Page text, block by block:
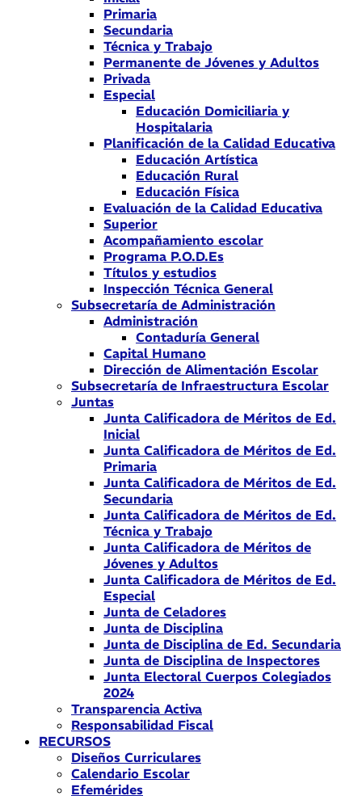
Primaria
Secundaria
Técnica y Trabajo
Permanente de Jóvenes y Adultos
Privada
Especial
Educación Domiciliaria y
Hospitalaria
Planificación de la Calidad Educativa
Educación Artística
Educación Rural
Educación Física
Evaluación de la Calidad Educativa
Superior
Acompañamiento escolar
Programa P.O.D.Es
Títulos y estudios
Inspección Técnica General
Subsecretaría de Administración
Administración
Contaduría General
Capital Humano
Dirección de Alimentación Escolar
Subsecretaría de Infraestructura Escolar
Juntas
Junta Calificadora de Méritos de Ed.
Inicial
Junta Calificadora de Méritos de Ed.
Primaria
Junta Calificadora de Méritos de Ed.
Secundaria
Junta Calificadora de Méritos de Ed.
Técnica y Trabajo
Junta Calificadora de Méritos de
Jóvenes y Adultos
Junta Calificadora de Méritos de Ed.
Especial
Junta de Celadores
Junta de Disciplina
Junta de Disciplina de Ed. Secundaria
Junta de Disciplina de Inspectores
Junta Electoral Cuerpos Colegiados
2024
Transparencia Activa
Responsabilidad Fiscal
RECURSOS
Diseños Curriculares
Calendario Escolar
Efemérides